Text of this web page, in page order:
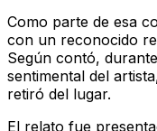
Como parte de esa
con un reconocido
Según contó,
sentimental del
retiró del lugar.
El relato fue